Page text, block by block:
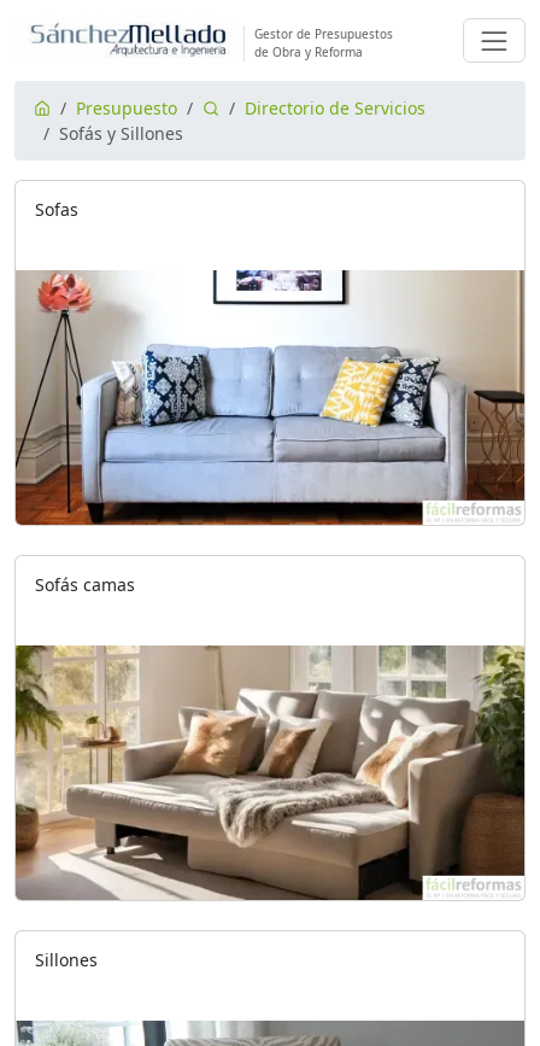
Gestor de Presupuestos
de Obra y Reforma
Presupuesto
Directorio de Servicios
Sofás y Sillones
Sofas
Sofás camas
Sillones